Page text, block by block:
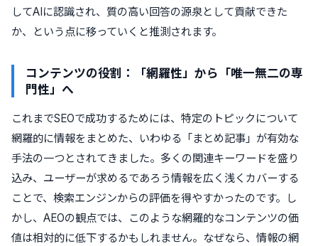
してAIに認識され、質の高い回答の源泉として貢献できた
か、という点に移っていくと推測されます。
コンテンツの役割：「網羅性」から「唯一無二の専
門性」へ
これまでSEOで成功するためには、特定のトピックについて
網羅的に情報をまとめた、いわゆる「まとめ記事」が有効な
手法の一つとされてきました。多くの関連キーワードを盛り
込み、ユーザーが求めるであろう情報を広く浅くカバーする
ことで、検索エンジンからの評価を得やすかったのです。し
かし、AEOの観点では、このような網羅的なコンテンツの価
値は相対的に低下するかもしれません。なぜなら、情報の網